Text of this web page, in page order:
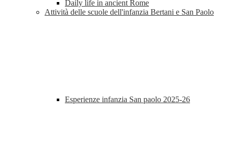
Daily life in ancient Rome
Attività delle scuole dell'infanzia Bertani e San Paolo
Esperienze infanzia San paolo 2025-26